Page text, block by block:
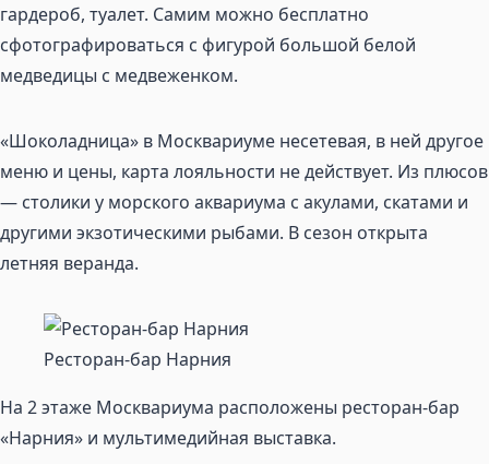
гардероб, туалет. Самим можно бесплатно
сфотографироваться с фигурой большой белой
медведицы с медвеженком.
«Шоколадница» в Москвариуме несетевая, в ней другое
меню и цены, карта лояльности не действует. Из плюсов
— столики у морского аквариума с акулами, скатами и
другими экзотическими рыбами. В сезон открыта
летняя веранда.
Ресторан-бар Нарния
На 2 этаже Москвариума расположены ресторан-бар
«Нарния» и мультимедийная выставка.